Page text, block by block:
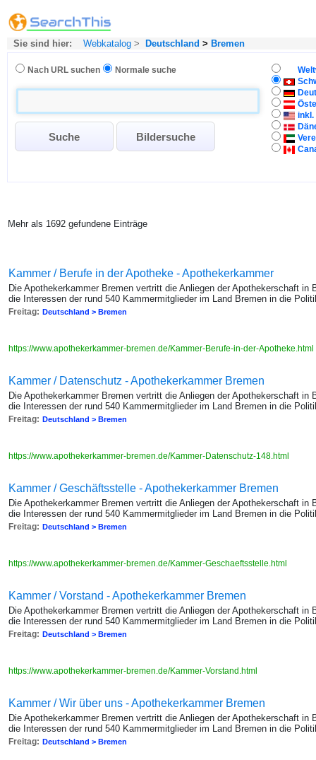
Sie sind hier: Webkatalog > Deutschland > Bremen
Nach URL suchen Normale suche
inkl.
Mehr als 1692 gefundene Einträge
Kammer / Berufe in der Apotheke - Apothekerkammer
Die Apothekerkammer Bremen vertritt die Anliegen der Apothekerschaft in
die Interessen der rund 540 Kammermitglieder im Land Bremen in die
Freitag: Deutschland > Bremen
https://www.apothekerkammer-bremen.de/Kammer-Berufe-in-der-Apotheke.html
Kammer / Datenschutz - Apothekerkammer Bremen
Die Apothekerkammer Bremen vertritt die Anliegen der Apothekerschaft in
die Interessen der rund 540 Kammermitglieder im Land Bremen in die
Freitag: Deutschland > Bremen
https://www.apothekerkammer-bremen.de/Kammer-Datenschutz-148.html
Kammer / Geschäftsstelle - Apothekerkammer Bremen
Die Apothekerkammer Bremen vertritt die Anliegen der Apothekerschaft in
die Interessen der rund 540 Kammermitglieder im Land Bremen in die
Freitag: Deutschland > Bremen
https://www.apothekerkammer-bremen.de/Kammer-Geschaeftsstelle.html
Kammer / Vorstand - Apothekerkammer Bremen
Die Apothekerkammer Bremen vertritt die Anliegen der Apothekerschaft in
die Interessen der rund 540 Kammermitglieder im Land Bremen in die
Freitag: Deutschland > Bremen
https://www.apothekerkammer-bremen.de/Kammer-Vorstand.html
Kammer / Wir über uns - Apothekerkammer Bremen
Die Apothekerkammer Bremen vertritt die Anliegen der Apothekerschaft in
die Interessen der rund 540 Kammermitglieder im Land Bremen in die
Freitag: Deutschland > Bremen